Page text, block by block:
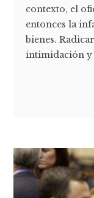
contexto, el
entonces la
bienes.
intimidación